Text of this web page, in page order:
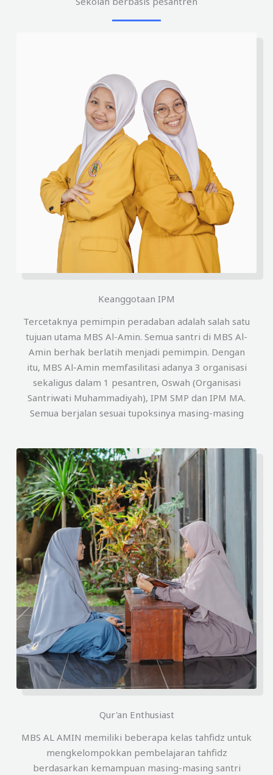
Keanggotaan IPM
Tercetaknya pemimpin peradaban adalah salah satu
tujuan utama MBS Al-Amin. Semua santri di MBS Al-
Amin berhak berlatih menjadi pemimpin. Dengan
itu, MBS Al-Amin memfasilitasi adanya 3 organisasi
sekaligus dalam 1 pesantren, Oswah (Organisasi
Santriwati Muhammadiyah), IPM SMP dan IPM MA.
Semua berjalan sesuai tupoksinya masing-masing
Qur'an Enthusiast
MBS AL AMIN memiliki beberapa kelas tahfidz untuk
mengkelompokkan pembelajaran tahfidz
berdasarkan kemampuan masing-masing santri